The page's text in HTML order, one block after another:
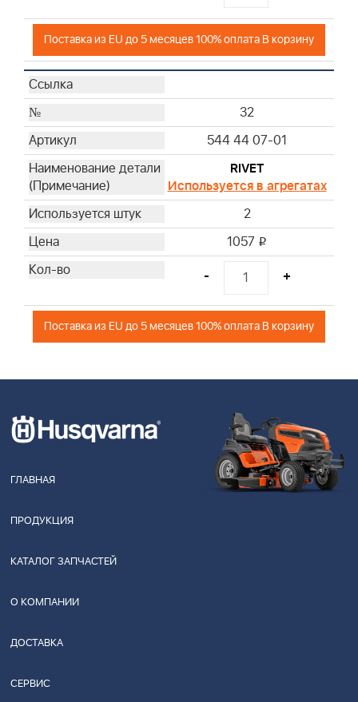
Поставка из EU до 5 месяцев 100% оплата В корзину
32
544 44 07-01
RIVET
Используется в агрегатах
2
1057 i
- +
Поставка из EU до 5 месяцев 100% оплата В корзину
ГЛАВНАЯ
ПРОДУКЦИЯ
КАТАЛОГ ЗАПЧАСТЕЙ
О КОМПАНИИ
ДОСТАВКА
СЕРВИС